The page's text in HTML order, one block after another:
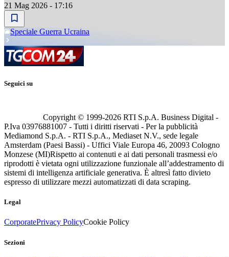
21 Mag 2026 - 17:16
Speciale Guerra Ucraina
Seguici su
Copyright © 1999-2026 RTI S.p.A. Business Digital -
P.Iva 03976881007 - Tutti i diritti riservati - Per la pubblicità
Mediamond S.p.A. - RTI S.p.A., Mediaset N.V., sede legale
Amsterdam (Paesi Bassi) - Uffici Viale Europa 46, 20093 Cologno
Monzese (MI)Rispetto ai contenuti e ai dati personali trasmessi e/o
riprodotti è vietata ogni utilizzazione funzionale all’addestramento di
sistemi di intelligenza artificiale generativa. È altresì fatto divieto
espresso di utilizzare mezzi automatizzati di data scraping.
Legal
CorporatePrivacy PolicyCookie Policy
Sezioni